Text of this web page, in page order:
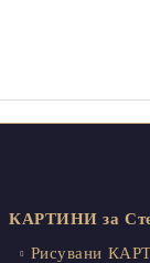
КАРТИНИ за
Рисувани